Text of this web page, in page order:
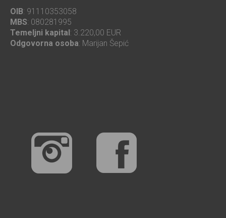
OIB: 91110353058
MBS: 080281995
Temeljni kapital: 3.220,00 EUR
Odgovorna osoba: Marijan Šepić